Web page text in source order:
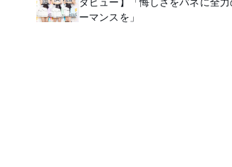
ーマンスを」